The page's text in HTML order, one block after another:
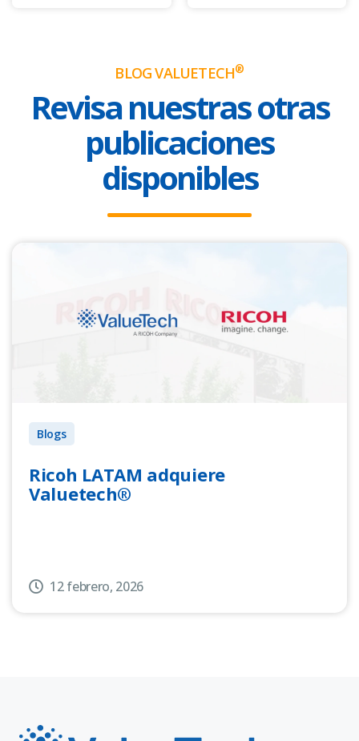
BLOG VALUETECH®
Revisa nuestras otras
publicaciones
disponibles
Blogs
Ricoh LATAM adquiere
Valuetech®
12 febrero, 2026